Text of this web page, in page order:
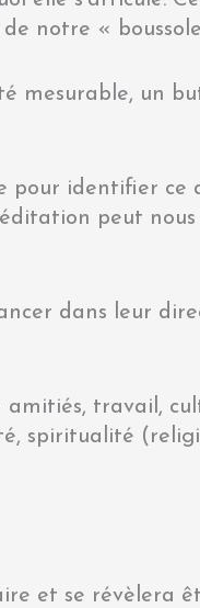
notre «
mesurable, un
pour identifier ce
peut
dans leur
amitiés, travail,
spiritualité
et se révèlera